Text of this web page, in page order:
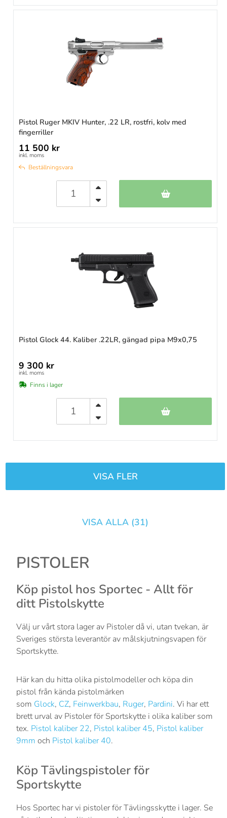
Pistol Ruger MKIV Hunter, .22 LR, rostfri, kolv med
fingerriller
11 500 kr
inkl. moms
Beställningsvara
Pistol Glock 44. Kaliber .22LR, gängad pipa M9x0,75
9 300 kr
inkl. moms
Finns i lager
VISA FLER
VISA ALLA (31)
PISTOLER
Köp pistol hos Sportec - Allt för
ditt Pistolskytte
Välj ur vårt stora lager av Pistoler då vi, utan tvekan, är
Sveriges största leverantör av målskjutningsvapen för
Sportskytte.
Här kan du hitta olika pistolmodeller och köpa din
pistol från kända pistolmärken
som Glock, CZ, Feinwerkbau, Ruger, Pardini. Vi har ett
brett urval av Pistoler för Sportskytte i olika kaliber som
tex. Pistol kaliber 22, Pistol kaliber 45, Pistol kaliber
9mm och Pistol kaliber 40.
Köp Tävlingspistoler för
Sportskytte
Hos Sportec har vi pistoler för Tävlingsskytte i lager. Se